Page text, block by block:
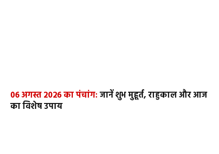
06 अगस्त 2026 का पंचांग:जानें शुभ मुहूर्त, राहुकाल और आज
का विशेष उपाय